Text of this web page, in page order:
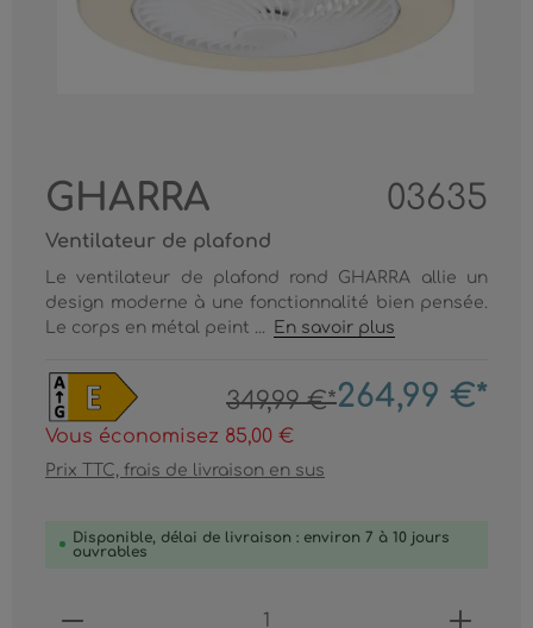
GHARRA 03635
Ventilateur de plafond
Le ventilateur de plafond rond GHARRA allie un
design moderne à une fonctionnalité bien pensée.
Le corps en métal peint ...
En savoir plus
349,99 €*264,99 €*
Vous économisez 85,00 €
Prix TTC, frais de livraison en sus
Disponible, délai de livraison : environ 7 à 10 jours
ouvrables
Produkt Anzahl: Gib den